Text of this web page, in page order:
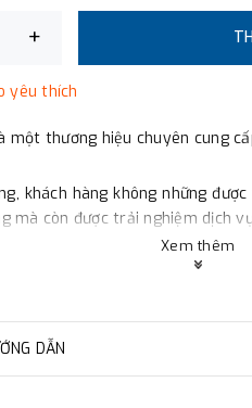
+
một thương hiệu chuyên cung
khách hàng không những
mà còn được trải nghiệm dịch
Quốc: Các sản phẩm của
tiên tiến của Hàn Quốc đảm
làm từ chất liệu Organic, giúp
an toàn cho người dùng.
Bạn sẽ được trải nghiệm các
Xem thêm
DẪN